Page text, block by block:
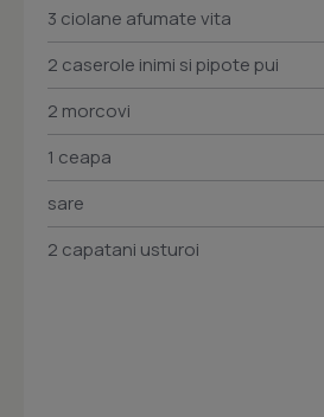
3 ciolane afumate vita
2 caserole inimi si pipote pui
2 morcovi
1 ceapa
sare
2 capatani usturoi